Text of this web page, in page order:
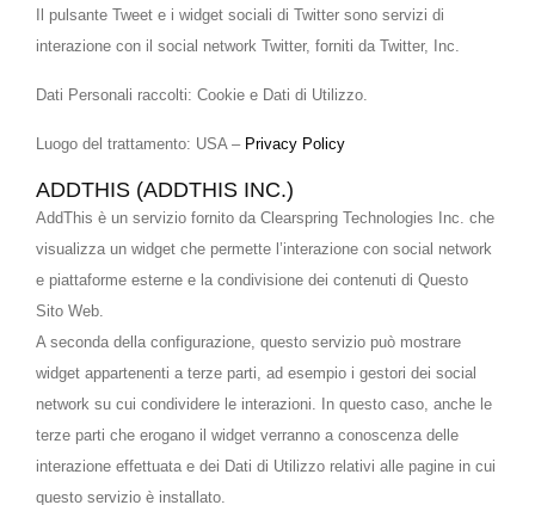
Il pulsante Tweet e i widget sociali di Twitter sono servizi di
interazione con il social network Twitter, forniti da Twitter, Inc.
Dati Personali raccolti: Cookie e Dati di Utilizzo.
Luogo del trattamento: USA – Privacy Policy
ADDTHIS (ADDTHIS INC.)
AddThis è un servizio fornito da Clearspring Technologies Inc. che
visualizza un widget che permette l’interazione con social network
e piattaforme esterne e la condivisione dei contenuti di Questo
Sito Web.
A seconda della configurazione, questo servizio può mostrare
widget appartenenti a terze parti, ad esempio i gestori dei social
network su cui condividere le interazioni. In questo caso, anche le
terze parti che erogano il widget verranno a conoscenza delle
interazione effettuata e dei Dati di Utilizzo relativi alle pagine in cui
questo servizio è installato.